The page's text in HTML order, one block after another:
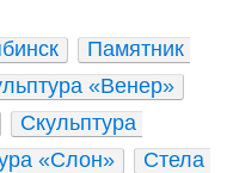
Памятник
«Венер»
Скульптура
«Слон»
Стела